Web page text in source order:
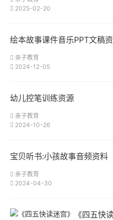
2025-02-20
绘本故事课件音乐PPT文稿
亲子教育
2024-12-05
幼儿控笔训练资源
亲子教育
2024-10-26
宝贝听书:小孩故事音频资料
亲子教育
2024-04-30
《四五快